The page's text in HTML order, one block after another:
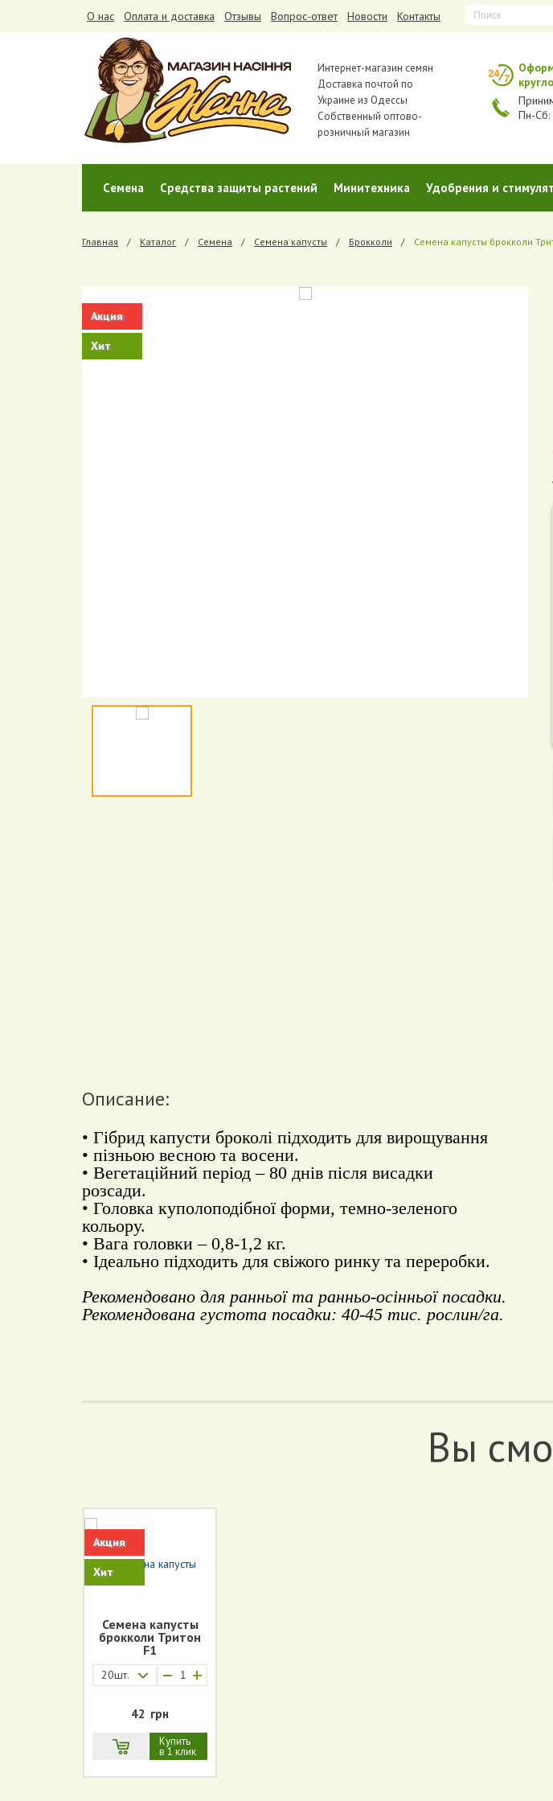
О нас Оплата и доставка Отзывы Вопрос-ответ Новости Контакты
Интернет-магазин семян
Доставка почтой по
Украине из Одессы
Собственный оптово-
розничный магазин
Пн-Сб:
Cемена Средства защиты растений Минитехника Удобрения и
Главная Каталог Cемена Семена капусты Брокколи Семена капусты брокколи
Акция
Хит
Описание:
• Гібрид капусти броколі підходить для вирощування
• пізньою весною та восени.
• Вегетаційний період – 80 днів після висадки
розсади.
• Головка куполоподібної форми, темно-зеленого
кольору.
• Вага головки – 0,8-1,2 кг.
• Ідеально підходить для свіжого ринку та переробки.
Рекомендовано для ранньої та ранньо-осінньої посадки.
Рекомендована густота посадки: 40-45 тис. рослин/га.
Вы
Акция
Хит
Семена капусты
брокколи Тритон
F1
20шт. +
42 грн
Купить
в 1 клик